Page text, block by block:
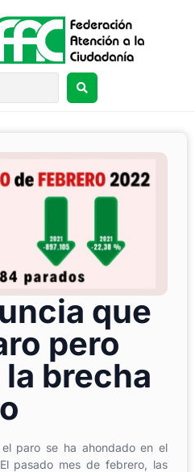
que
pero
brecha
paro se ha ahondado en el
pasado mes de febrero, las